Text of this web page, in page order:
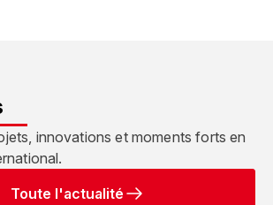
innovations et moments forts en
Toute l'actualité